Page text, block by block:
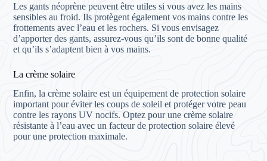
Les gants néoprène peuvent être utiles si vous avez les mains
sensibles au froid. Ils protègent également vos mains contre les
frottements avec l’eau et les rochers. Si vous envisagez
d’apporter des gants, assurez-vous qu’ils sont de bonne qualité
et qu’ils s’adaptent bien à vos mains.
La crème solaire
Enfin, la crème solaire est un équipement de protection solaire
important pour éviter les coups de soleil et protéger votre peau
contre les rayons UV nocifs. Optez pour une crème solaire
résistante à l’eau avec un facteur de protection solaire élevé
pour une protection maximale.